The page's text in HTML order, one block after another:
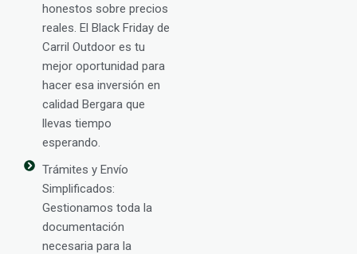
honestos sobre precios
reales. El Black Friday de
Carril Outdoor es tu
mejor oportunidad para
hacer esa inversión en
calidad Bergara que
llevas tiempo
esperando.
Trámites y Envío
Simplificados:
Gestionamos toda la
documentación
necesaria para la